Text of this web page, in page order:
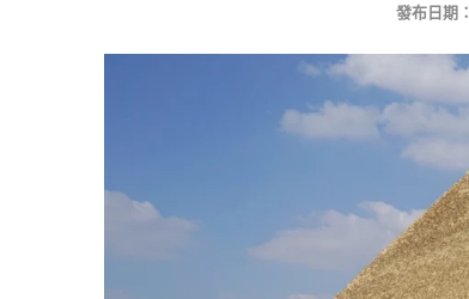
發布日期：